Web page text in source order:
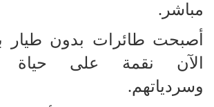
مباشر.
الآن نقمة على حياة
وسردياتهم.